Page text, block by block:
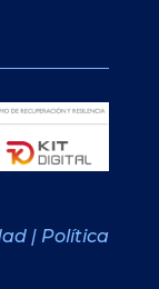
| Política